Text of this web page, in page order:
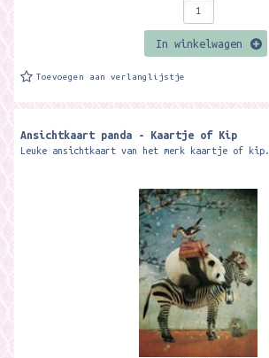
In winkelwagen
Toevoegen aan verlanglijstje
Ansichtkaart panda - Kaartje of Kip
Leuke ansichtkaart van het merk kaartje of kip.